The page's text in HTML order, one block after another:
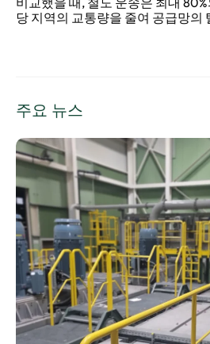
당 지역의 교통량을 줄여 공급망의
주요 뉴스